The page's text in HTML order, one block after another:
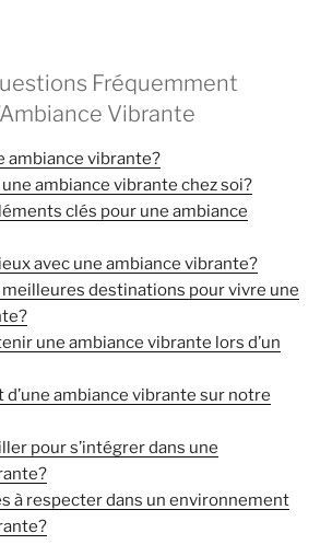
Fréquemment
Vibrante
ambiance vibrante?
ambiance vibrante chez soi?
clés pour une ambiance
avec une ambiance vibrante?
destinations pour vivre une
une ambiance vibrante lors d’un
d’une ambiance vibrante sur notre
pour s’intégrer dans une
à respecter dans un environnement